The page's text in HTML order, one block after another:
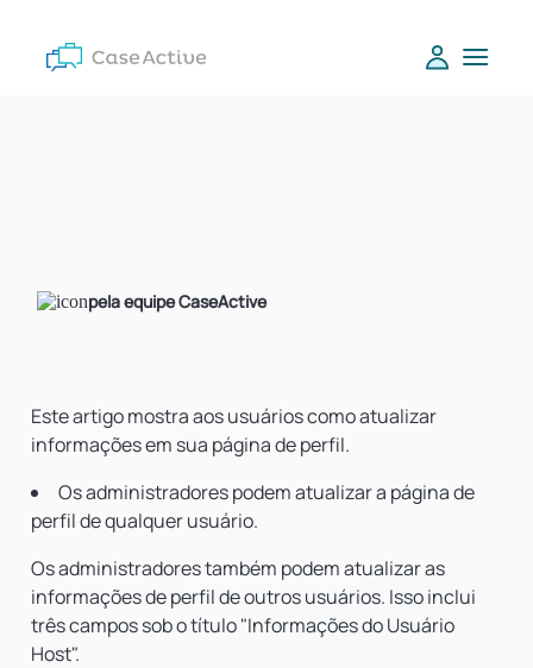
pela equipe CaseActive
Este artigo mostra aos usuários como atualizar
informações em sua página de perfil.
Os administradores podem atualizar a página de
perfil de qualquer usuário.
Os administradores também podem atualizar as
informações de perfil de outros usuários. Isso inclui
três campos sob o título "Informações do Usuário
Host".